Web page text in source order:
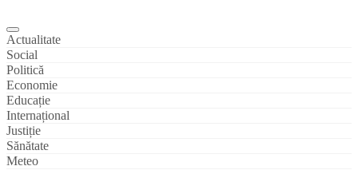
Actualitate
Social
Politică
Economie
Educație
Internațional
Justiție
Sănătate
Meteo